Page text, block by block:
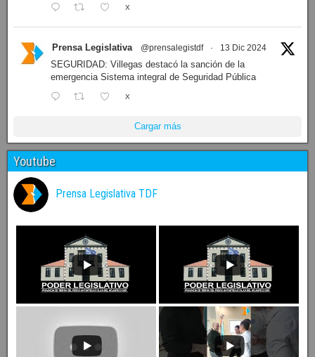
X
Prensa Legislativa @prensalegistdf · 13 Dic 2024
SEGURIDAD: Villegas destacó la sanción de la
emergencia Sistema integral de Seguridad Pública
X
Cargar más
Youtube
Prensa Legislativa TDF